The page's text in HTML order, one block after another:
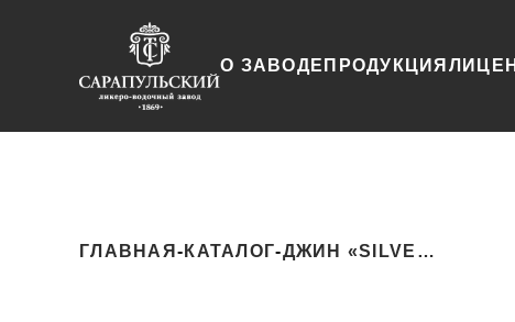
О ЗАВОДЕ ПРОДУКЦИЯ
ГЛАВНАЯ - КАТАЛОГ- ДЖИН «SILVER MARK» («СИЛЬВЕР МАРК»)